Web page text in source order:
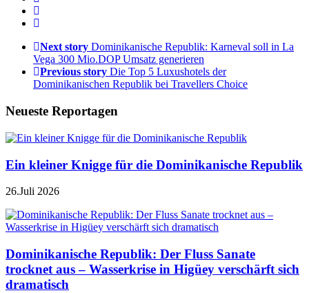
Next story Dominikanische Republik: Karneval soll in La
Vega 300 Mio.DOP Umsatz generieren
Previous story Die Top 5 Luxushotels der
Dominikanischen Republik bei Travellers Choice
Neueste Reportagen
Ein kleiner Knigge für die Dominikanische Republik
26.Juli 2026
Dominikanische Republik: Der Fluss Sanate
trocknet aus – Wasserkrise in Higüey verschärft sich
dramatisch